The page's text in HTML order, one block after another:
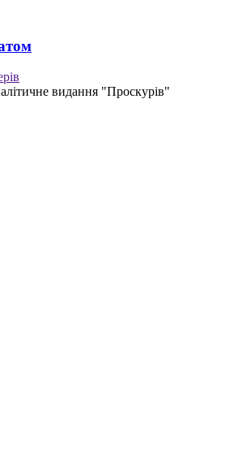
видання "Проскурів"